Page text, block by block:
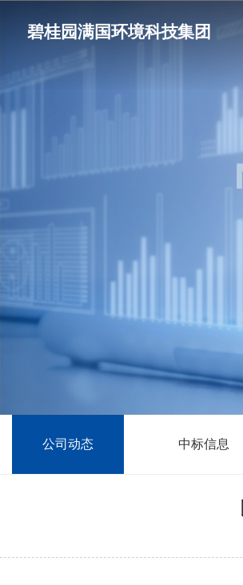
公司动态 中标信息